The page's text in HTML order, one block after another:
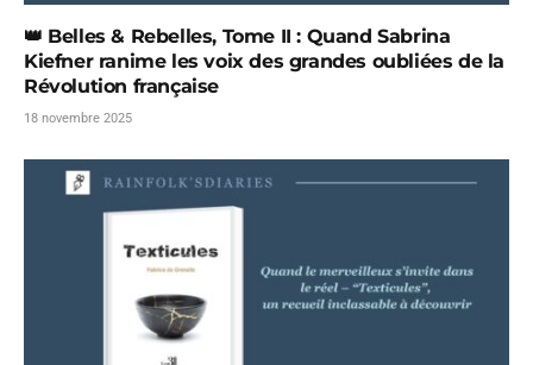
👑 Belles & Rebelles, Tome II : Quand Sabrina
Kiefner ranime les voix des grandes oubliées de la
Révolution française
18 novembre 2025